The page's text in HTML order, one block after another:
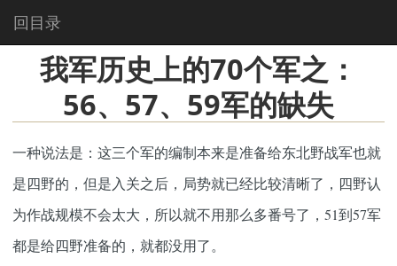
回目录
我军历史上的70个军之：
56、57、59军的缺失
一种说法是：这三个军的编制本来是准备给东北野战军也就
是四野的，但是入关之后，局势就已经比较清晰了，四野认
为作战规模不会太大，所以就不用那么多番号了，51到57军
都是给四野准备的，就都没用了。